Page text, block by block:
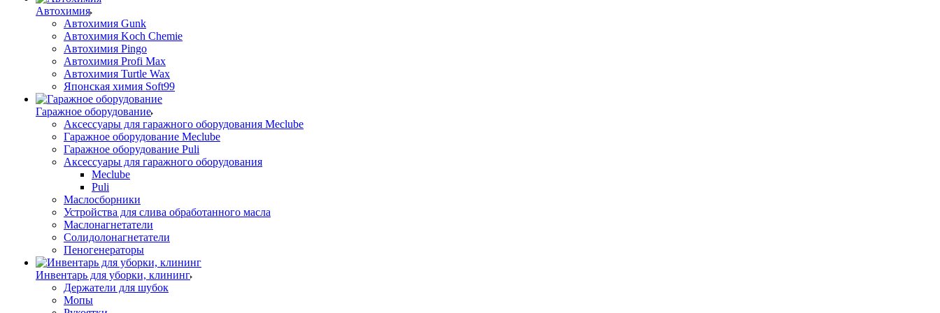
Автохимия
Автохимия Gunk
Автохимия Koch Chemie
Автохимия Pingo
Автохимия Profi Max
Автохимия Turtle Wax
Японская химия Soft99
Гаражное оборудование
Аксессуары для гаражного оборудования Meclube
Гаражное оборудование Meclube
Гаражное оборудование Puli
Аксессуары для гаражного оборудования
Meclube
Puli
Маслосборники
Устройства для слива обработанного масла
Маслонагнетатели
Солидолонагнетатели
Пеногенераторы
Инвентарь для уборки, клининг
Держатели для шубок
Мопы